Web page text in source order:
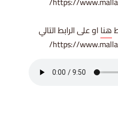
⁠⁠⁠⁠⁠⁠⁠⁠⁠⁠⁠⁠⁠⁠⁠⁠⁠⁠⁠⁠⁠⁠⁠⁠⁠⁠⁠⁠⁠⁠⁠⁠⁠⁠⁠⁠هنا⁠⁠⁠⁠⁠⁠⁠⁠⁠⁠⁠⁠⁠⁠⁠⁠⁠⁠⁠⁠⁠⁠⁠⁠⁠⁠⁠⁠⁠⁠⁠⁠⁠⁠⁠⁠ او على الرابط التالي
https://